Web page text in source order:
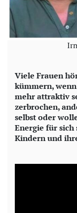
Viele Frauen
kümmern,
mehr attraktiv
zerbrochen,
selbst oder
Energie für sich
Kindern und